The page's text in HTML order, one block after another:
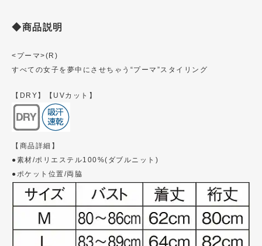
◆商品説明
<プーマ>(R)
すべての女子を夢中にさせちゃう“プーマ”スタイリング
【DRY】【UVカット】
【商品詳細】
●素材/ポリエステル100%(ダブルニット)
●ポケット位置/両脇